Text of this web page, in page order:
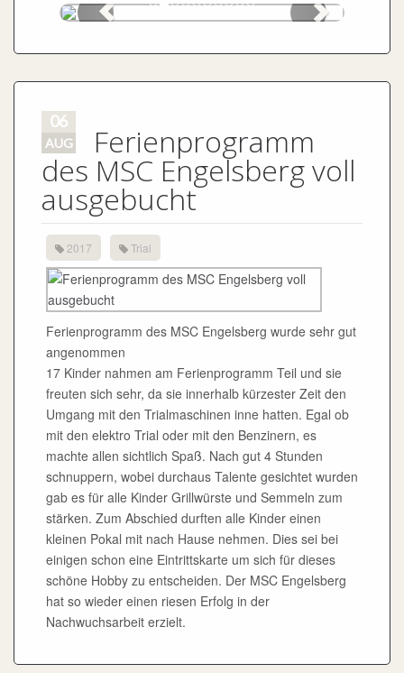
06
AUG Ferienprogramm
des MSC Engelsberg voll
ausgebucht
2017 Trial
Ferienprogramm des MSC Engelsberg wurde sehr gut
angenommen
17 Kinder nahmen am Ferienprogramm Teil und sie
freuten sich sehr, da sie innerhalb kürzester Zeit den
Umgang mit den Trialmaschinen inne hatten. Egal ob
mit den elektro Trial oder mit den Benzinern, es
machte allen sichtlich Spaß. Nach gut 4 Stunden
schnuppern, wobei durchaus Talente gesichtet wurden
gab es für alle Kinder Grillwürste und Semmeln zum
stärken. Zum Abschied durften alle Kinder einen
kleinen Pokal mit nach Hause nehmen. Dies sei bei
einigen schon eine Eintrittskarte um sich für dieses
schöne Hobby zu entscheiden. Der MSC Engelsberg
hat so wieder einen riesen Erfolg in der
Nachwuchsarbeit erzielt.